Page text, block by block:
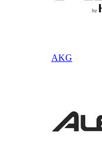
AKG